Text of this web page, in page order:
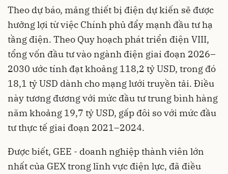
Theo dự báo, mảng thiết bị điện dự kiến sẽ được
hưởng lợi từ việc Chính phủ đẩy mạnh đầu tư hạ
tầng điện. Theo Quy hoạch phát triển điện VIII,
tổng vốn đầu tư vào ngành điện giai đoạn 2026–
2030 ước tính đạt khoảng 118,2 tỷ USD, trong đó
18,1 tỷ USD dành cho mạng lưới truyền tải. Điều
này tương đương với mức đầu tư trung bình hàng
năm khoảng 19,7 tỷ USD, gấp đôi so với mức đầu
tư thực tế giai đoạn 2021–2024.
Được biết, GEE - doanh nghiệp thành viên lớn
nhất của GEX trong lĩnh vực điện lực, đã điều